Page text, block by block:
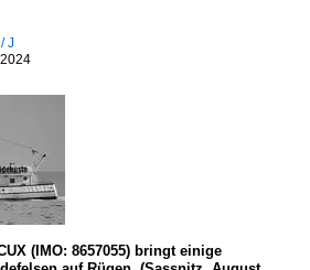
J
(IMO: 8657055) bringt einige